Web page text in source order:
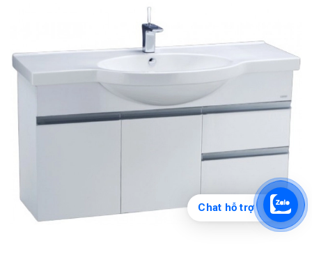
Chat hỗ trợ